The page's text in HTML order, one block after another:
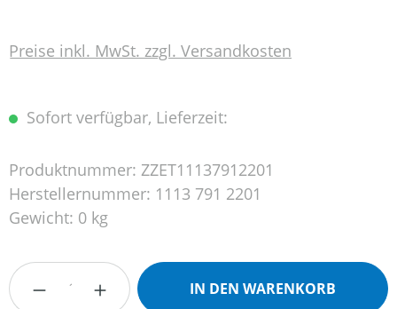
Preise inkl. MwSt. zzgl. Versandkosten
Sofort verfügbar, Lieferzeit:
Produktnummer: ZZET11137912201
Herstellernummer: 1113 791 2201
Gewicht: 0 kg
Produkt Anzahl: Gib den gewünschten
IN DEN WARENKORB